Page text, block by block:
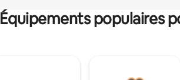
Équipements populaires